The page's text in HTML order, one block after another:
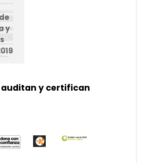
y
auditan y certifican